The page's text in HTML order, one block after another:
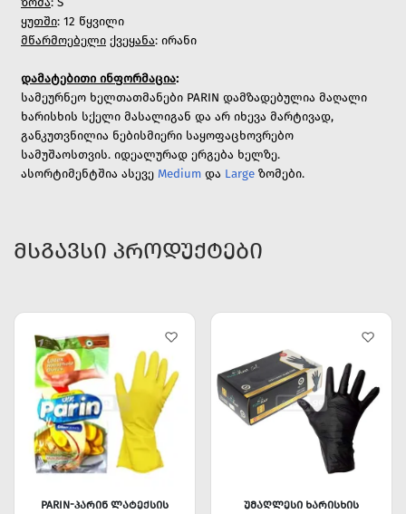
ზომა: S
ყუთში: 12 წყვილი
მწარმოებელი ქვეყანა: ირანი
დამატებითი ინფორმაცია:
სამეურნეო ხელთათმანები PARIN დამზადებულია მაღალი
ხარისხის სქელი მასალიგან და არ იხევა მარტივად,
განკუთვნილია ნებისმიერი საყოფაცხოვრებო
სამუშაოსთვის. იდეალურად ერგება ხელზე.
ასორტიმენტშია ასევე Medium და Large ზომები.
ᲛᲡᲒᲐᲕᲡᲘ ᲞᲠᲝᲓᲣᲥᲢᲔᲑᲘ
PARIN-ᲞᲐᲠᲘᲜ ᲚᲐᲢᲔᲥᲡᲘᲡ
ᲣᲛᲐᲦᲚᲔᲡᲘ ᲮᲐᲠᲘᲡᲮᲘᲡ